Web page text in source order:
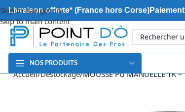
Skip to navigation
Skip to main content
Livraison offerte* (France hors Corse)
NOS PRODUITS
Accueil Déstockage MOUSSE PU MANUELLE 1K